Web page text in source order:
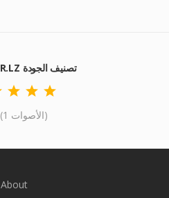
JAR إلى TAR.LZ تصنيف الجودة
(1 الأصوات)
About